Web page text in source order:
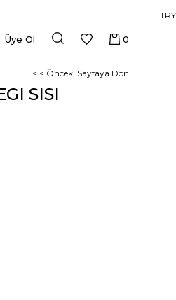
TRY
0
Üye Ol
< < Önceki Sayfaya Dön
SISI